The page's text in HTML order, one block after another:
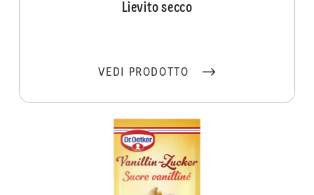
Lievito secco
VEDI PRODOTTO